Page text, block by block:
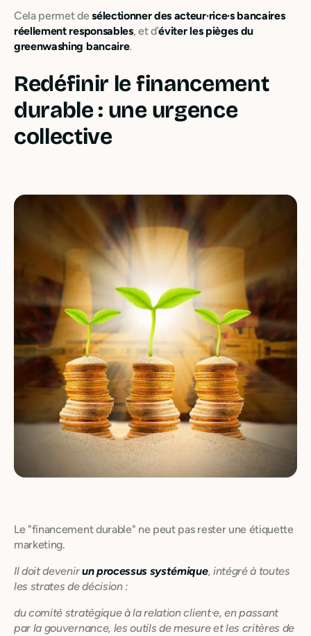
Cela permet desélectionner des acteur·rice·s bancaires
réellement responsables, et d’éviter les pièges du
greenwashing bancaire.
Redéfinir le financement
durable : une urgence
collective
Le "financement durable" ne peut pas rester une étiquette
marketing.
Il doit devenirun processus systémique, intégré à toutes
les strates de décision :
du comité stratégique à la relation client·e, en passant
par la gouvernance, les outils de mesure et les critères de